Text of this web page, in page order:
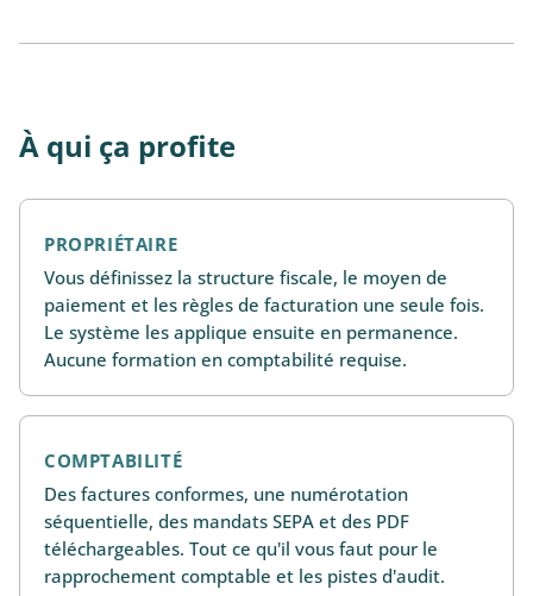
À qui ça profite
PROPRIÉTAIRE
Vous définissez la structure fiscale, le moyen de
paiement et les règles de facturation une seule fois.
Le système les applique ensuite en permanence.
Aucune formation en comptabilité requise.
COMPTABILITÉ
Des factures conformes, une numérotation
séquentielle, des mandats SEPA et des PDF
téléchargeables. Tout ce qu'il vous faut pour le
rapprochement comptable et les pistes d'audit.